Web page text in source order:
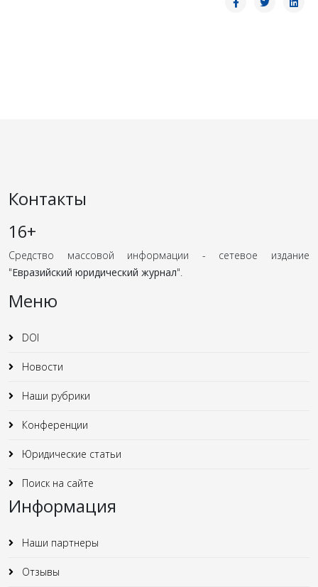
Контакты
16+
Средство массовой информации - сетевое издание
"Евразийский юридический журнал".
Меню
DOI
Новости
Наши рубрики
Конференции
Юридические статьи
Поиск на сайте
Информация
Наши партнеры
Отзывы